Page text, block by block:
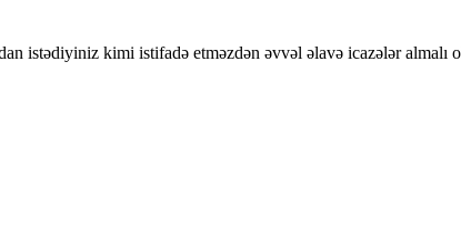
istədiyiniz kimi istifadə etməzdən əvvəl əlavə icazələr almalı